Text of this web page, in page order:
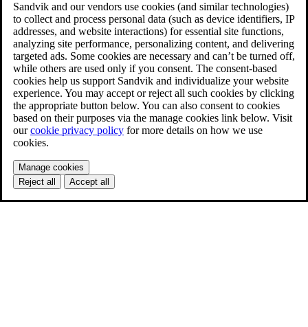
Sandvik and our vendors use cookies (and similar technologies)
to collect and process personal data (such as device identifiers, IP
addresses, and website interactions) for essential site functions,
analyzing site performance, personalizing content, and delivering
targeted ads. Some cookies are necessary and can’t be turned off,
while others are used only if you consent. The consent-based
cookies help us support Sandvik and individualize your website
experience. You may accept or reject all such cookies by clicking
the appropriate button below. You can also consent to cookies
based on their purposes via the manage cookies link below. Visit
ourcookie privacy policy for more details on how we use
cookies.
Manage cookies
Reject all
Accept all